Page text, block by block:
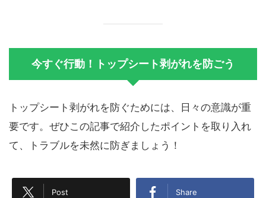
今すぐ行動！トップシート剥がれを防ごう
トップシート剥がれを防ぐためには、日々の意識が重
要です。ぜひこの記事で紹介したポイントを取り入れ
て、トラブルを未然に防ぎましょう！
Post Share